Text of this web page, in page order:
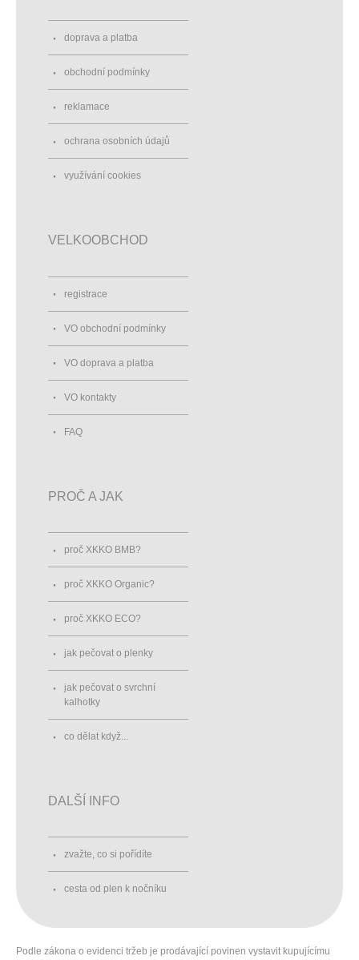
doprava a platba
obchodní podmínky
reklamace
ochrana osobních údajů
využívání cookies
VELKOOBCHOD
registrace
VO obchodní podmínky
VO doprava a platba
VO kontakty
FAQ
PROČ A JAK
proč XKKO BMB?
proč XKKO Organic?
proč XKKO ECO?
jak pečovat o plenky
jak pečovat o svrchní
kalhotky
co dělat když...
DALŠÍ INFO
zvažte, co si pořídíte
cesta od plen k nočníku
Podle zákona o evidenci tržeb je prodávající povinen vystavit kupujícímu